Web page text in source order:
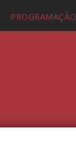
PROGRAMAÇÃO